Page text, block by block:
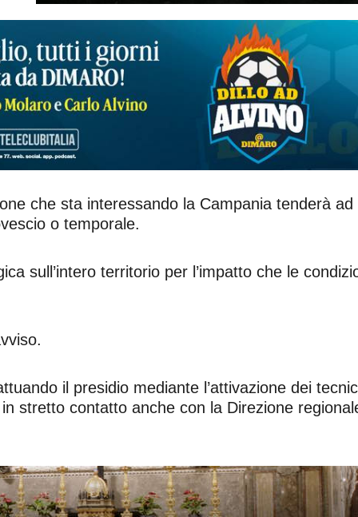
che sta interessando la Campania tenderà
o temporale.
sull’intero territorio per l’impatto che le
il presidio mediante l’attivazione dei
stretto contatto anche con la Direzione